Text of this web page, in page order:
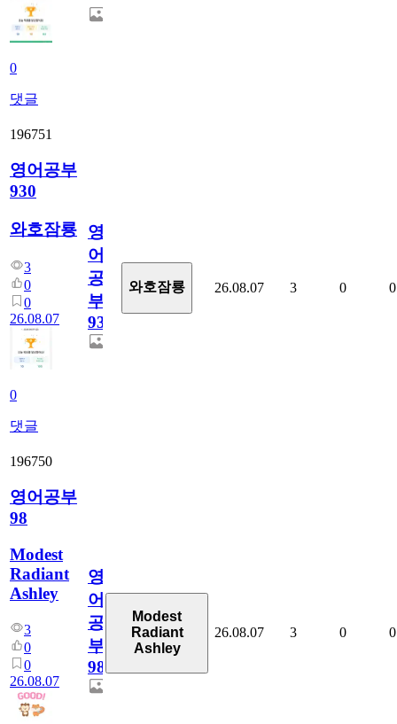
0
댓글
196751
영어공부
930
와호잠룡
3
0
0
26.08.07
0
댓글
영
어
공
부
930
와호잠룡 26.08.07 3 0 0
196750
영어공부
98
Modest
Radiant
Ashley
3
0
0
26.08.07
영
어
공
부
98
Modest
Radiant
Ashley
26.08.07 3 0 0